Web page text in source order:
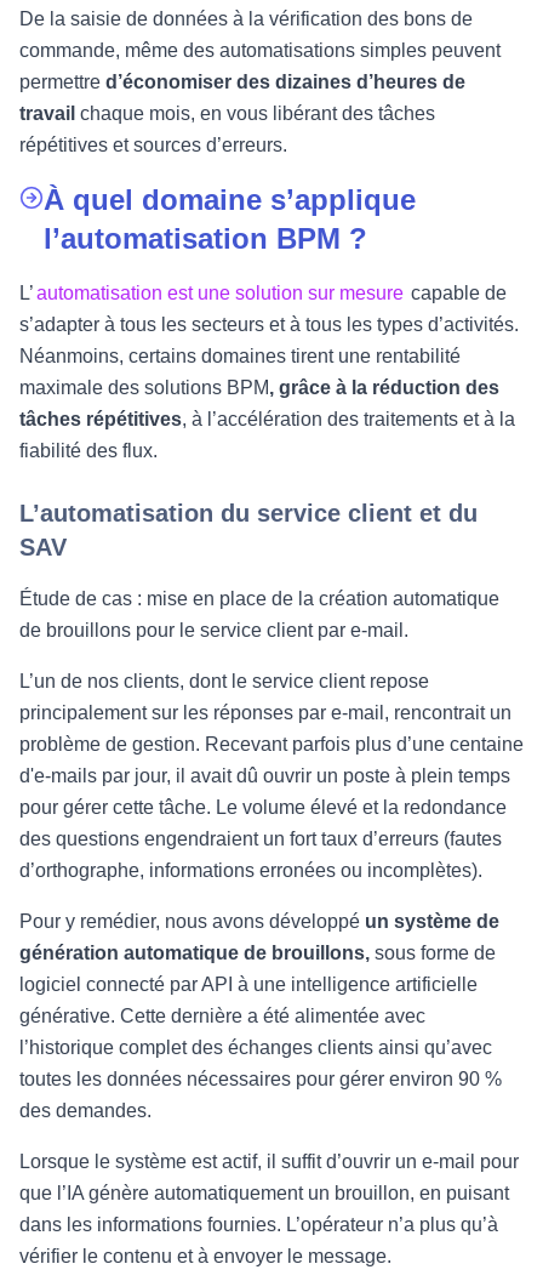
De la saisie de données à la vérification des bons de
commande, même des automatisations simples peuvent
permettre d’économiser des dizaines d’heures de
travail chaque mois, en vous libérant des tâches
répétitives et sources d’erreurs.
À quel domaine s’applique
l’automatisation BPM ?
L’automatisation est une solution sur mesure capable de
s’adapter à tous les secteurs et à tous les types d’activités.
Néanmoins, certains domaines tirent une rentabilité
maximale des solutions BPM, grâce à la réduction des
tâches répétitives, à l’accélération des traitements et à la
fiabilité des flux.
L’automatisation du service client et du
SAV
Étude de cas : mise en place de la création automatique
de brouillons pour le service client par e-mail.
L’un de nos clients, dont le service client repose
principalement sur les réponses par e-mail, rencontrait un
problème de gestion. Recevant parfois plus d’une centaine
d'e-mails par jour, il avait dû ouvrir un poste à plein temps
pour gérer cette tâche. Le volume élevé et la redondance
des questions engendraient un fort taux d’erreurs (fautes
d’orthographe, informations erronées ou incomplètes).
Pour y remédier, nous avons développé un système de
génération automatique de brouillons, sous forme de
logiciel connecté par API à une intelligence artificielle
générative. Cette dernière a été alimentée avec
l’historique complet des échanges clients ainsi qu’avec
toutes les données nécessaires pour gérer environ 90 %
des demandes.
Lorsque le système est actif, il suffit d’ouvrir un e-mail pour
que l’IA génère automatiquement un brouillon, en puisant
dans les informations fournies. L’opérateur n’a plus qu’à
vérifier le contenu et à envoyer le message.